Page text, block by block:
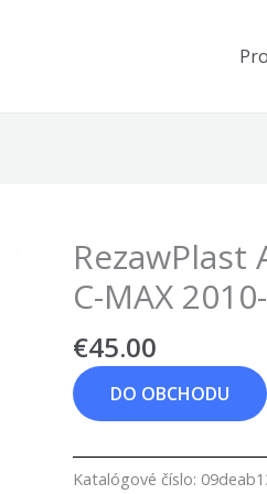
RezawPlast
C-MAX
€45.00
DO OBCHODU
Katalógové číslo: